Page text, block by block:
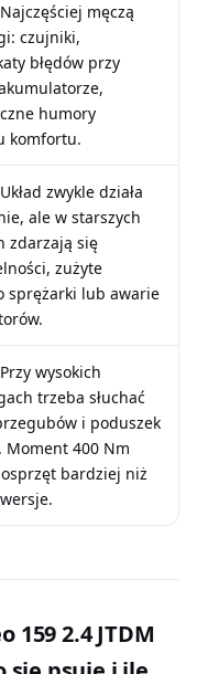
Najczęściej męczą
czujniki,
błędów przy
humory
komfortu.
Układ zwykle działa
ale w starszych
zdarzają się
zużyte
sprężarki lub awarie
Przy wysokich
trzeba słuchać
i poduszek
Moment 400 Nm
bardziej niż
159 2.4 JTDM